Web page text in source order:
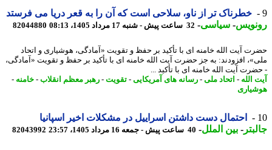
خطرناک تر از ناو، سلاحی است که آن را به قعر دریا می فرستد
-سیاسی-32 ساعت پیش - شنبه 17 مرداد 1405، 08:13 82044880
آیت الله خامنه ای با تأکید بر حفظ و تقویت «آمادگی، هوشیاری و اتحاد
افزودند: به جز حضرت آیت الله خامنه ای با تأکید بر حفظ و تقویت «آمادگی،
آیت الله خامنه ای با تأکید ...
الله-اتحاد ملی -رسانه های آمریکایی-تقویت-رهبر معظم انقلاب-خامنه-
احتمال دست داشتن اسراییل در مشکلات اخیر اسپانیا
-بین الملل-40 ساعت پیش - جمعه 16 مرداد 1405، 23:57 82043992